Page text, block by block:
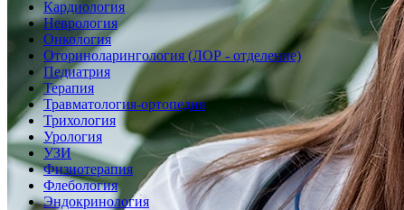
Кардиология
Неврология
Онкология
Оториноларингология (ЛОР - отделение)
Педиатрия
Терапия
Травматология-ортопедия
Трихология
Урология
УЗИ
Физиотерапия
Флебология
Эндокринология